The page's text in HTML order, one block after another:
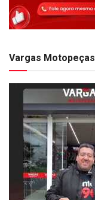
Vargas Motopeças